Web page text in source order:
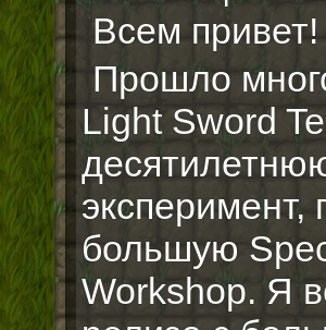
Всем привет!
Прошло
Light Sword
большую
Workshop. Я